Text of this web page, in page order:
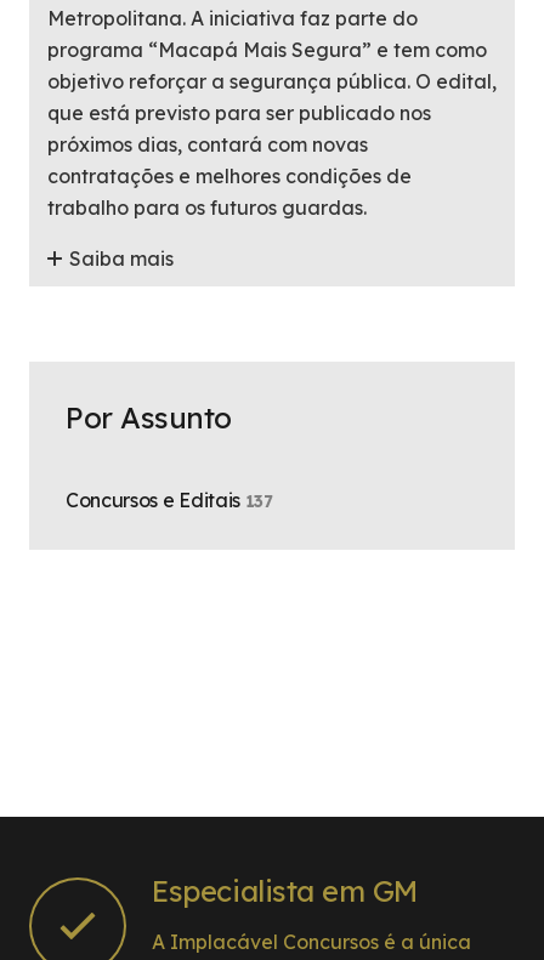
Metropolitana. A iniciativa faz parte do
programa “Macapá Mais Segura” e tem como
objetivo reforçar a segurança pública. O edital,
que está previsto para ser publicado nos
próximos dias, contará com novas
contratações e melhores condições de
trabalho para os futuros guardas.
Saiba mais
Por Assunto
Concursos e Editais 137
Especialista em GM
A Implacável Concursos é a única